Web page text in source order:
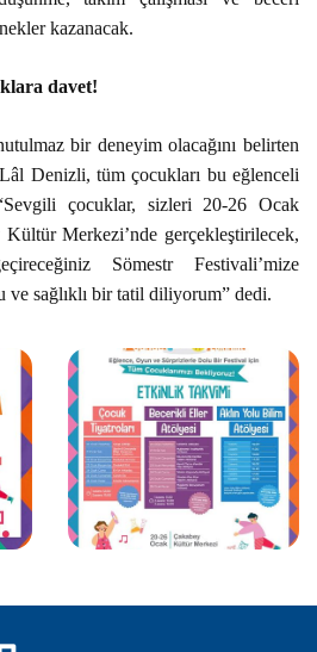
kazanacak.
davet!
bir deneyim olacağını belirten
Denizli, tüm çocukları bu eğlenceli
çocuklar, sizleri 20-26 Ocak
Kültür Merkezi’nde gerçekleştirilecek,
Sömestr Festivali’mize
sağlıklı bir tatil diliyorum” dedi.